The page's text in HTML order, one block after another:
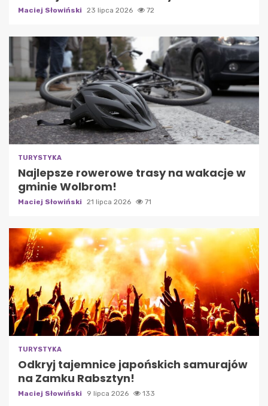
Maciej Słowiński 23 lipca 2026 72
TURYSTYKA
Najlepsze rowerowe trasy na wakacje w
gminie Wolbrom!
Maciej Słowiński 21 lipca 2026 71
TURYSTYKA
Odkryj tajemnice japońskich samurajów
na Zamku Rabsztyn!
Maciej Słowiński 9 lipca 2026 133